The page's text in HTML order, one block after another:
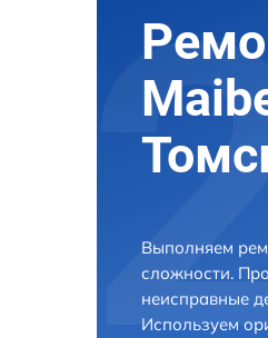
Выполняем
сложности.
неисправные
Используем